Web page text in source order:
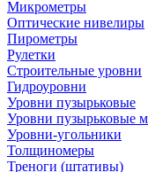
Микрометры
Оптические нивелиры
Пирометры
Рулетки
Строительные уровни
Гидроуровни
Уровни пузырьковые
Уровни пузырьковые
Уровни-угольники
Толщиномеры
Треноги (штативы)